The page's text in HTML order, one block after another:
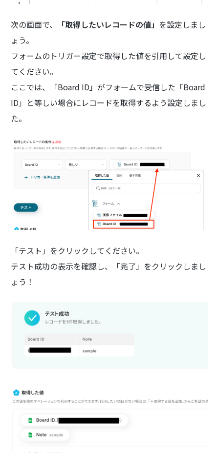
次の画面で、 「取得したいレコードの値」 を設定しまし
ょう。
フォームのトリガー設定で取得した値を引用して設定し
てください。
ここでは、「Board ID」がフォームで受信した「Board
ID」と等しい場合にレコードを取得するよう設定しまし
た。
「テスト」をクリックしてください。
テスト成功の表示を確認し、「完了」をクリックしまし
ょう！